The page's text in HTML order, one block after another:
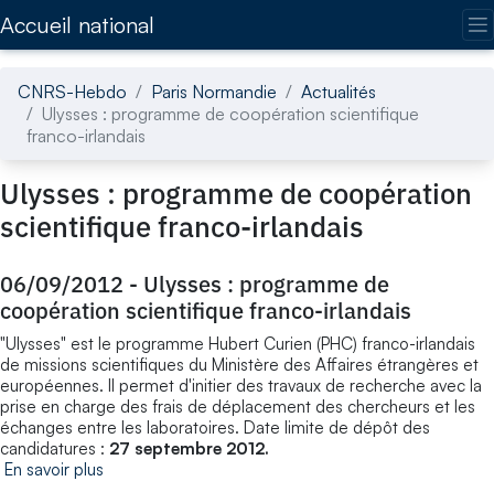
Accueil national
CNRS-Hebdo Paris Normandie
Actualités
Ulysses : programme de coopération scientifique
franco-irlandais
Ulysses : programme de coopération
scientifique franco-irlandais
06/09/2012 - Ulysses : programme de
coopération scientifique franco-irlandais
"Ulysses" est le programme Hubert Curien (PHC) franco-irlandais
de missions scientifiques du Ministère des Affaires étrangères et
européennes. Il permet d'initier des travaux de recherche avec la
prise en charge des frais de déplacement des chercheurs et les
échanges entre les laboratoires. Date limite de dépôt des
candidatures : 27 septembre 2012.
En savoir plus